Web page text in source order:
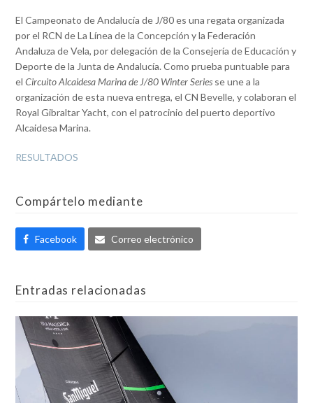
El Campeonato de Andalucía de J/80 es una regata organizada
por el RCN de La Línea de la Concepción y la Federación
Andaluza de Vela, por delegación de la Consejería de Educación y
Deporte de la Junta de Andalucía. Como prueba puntuable para
elCircuito Alcaidesa Marina de J/80 Winter Series se une a la
organización de esta nueva entrega, el CN Bevelle, y colaboran el
Royal Gibraltar Yacht, con el patrocinio del puerto deportivo
Alcaidesa Marina.
RESULTADOS
Compártelo mediante
Facebook Correo electrónico
Entradas relacionadas